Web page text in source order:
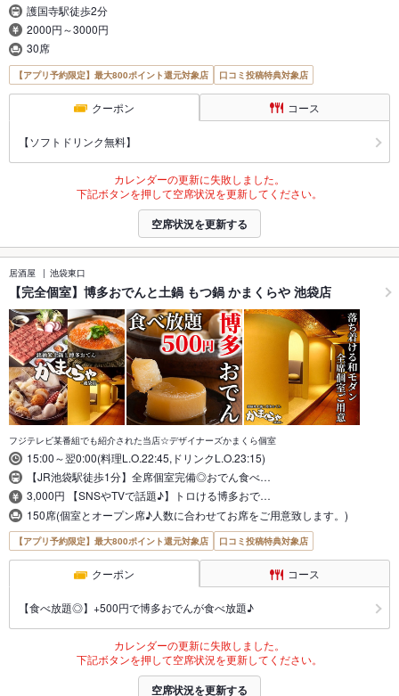
護国寺駅徒歩2分
2000円～3000円
30席
【アプリ予約限定】最大800ポイント還元対象店 口コミ投稿特典対象店
クーポン コース
【ソフトドリンク無料】
カレンダーの更新に失敗しました。
下記ボタンを押して空席状況を更新してください。
空席状況を更新する
居酒屋 池袋東口
【完全個室】博多おでんと土鍋 もつ鍋 かまくらや 池袋店
フジテレビ某番組でも紹介された当店☆デザイナーズかまくら個室
15:00～翌0:00(料理L.O.22:45,ドリンクL.O.23:15)
【JR池袋駅徒歩1分】全席個室完備◎おでん食べ…
3,000円 【SNSやTVで話題♪】トロける博多おで…
150席(個室とオープン席♪人数に合わせてお席をご用意致します。)
【アプリ予約限定】最大800ポイント還元対象店 口コミ投稿特典対象店
クーポン コース
【食べ放題◎】+500円で博多おでんが食べ放題♪
カレンダーの更新に失敗しました。
下記ボタンを押して空席状況を更新してください。
空席状況を更新する